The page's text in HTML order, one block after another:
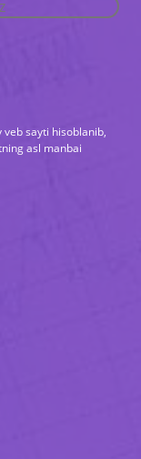
sayti hisoblanib,
asl manbai